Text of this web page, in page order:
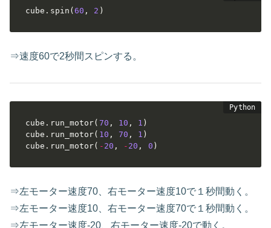
cube . spin (60 , 2 )
⇒速度60で2秒間スピンする。
cube . run_motor( 70 , 10 , 1 )
cube . run_motor( 10 , 70 , 1 )
cube . run_motor( - 20 , - 20 , 0 )
⇒左モーター速度70、右モーター速度10で１秒間動く。
⇒左モーター速度10、右モーター速度70で１秒間動く。
⇒左モーター速度-20、右モーター速度-20で動く。